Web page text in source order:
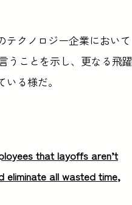
テクノロジー企業において
うことを示し、更なる飛躍
る様だ。
that layoffs aren’t
eliminate all wasted time,